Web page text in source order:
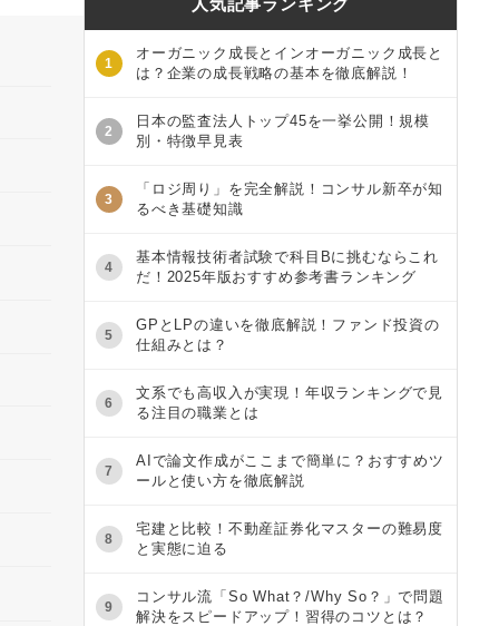
1
オーガニック成長とインオーガニック成長と
は？企業の成長戦略の基本を徹底解説！
2
日本の監査法人トップ45を一挙公開！規模
別・特徴早見表
3
「ロジ周り」を完全解説！コンサル新卒が知
るべき基礎知識
4
基本情報技術者試験で科目Bに挑むならこれ
だ！2025年版おすすめ参考書ランキング
5
GPとLPの違いを徹底解説！ファンド投資の
仕組みとは？
6
文系でも高収入が実現！年収ランキングで見
る注目の職業とは
7
AIで論文作成がここまで簡単に？おすすめツ
ールと使い方を徹底解説
8
宅建と比較！不動産証券化マスターの難易度
と実態に迫る
9
コンサル流「So What？/Why So？」で問題
解決をスピードアップ！習得のコツとは？